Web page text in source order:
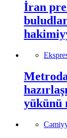
İran
Metroda
yükünü